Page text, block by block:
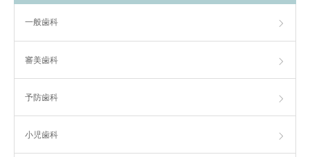
一般歯科
審美歯科
予防歯科
小児歯科